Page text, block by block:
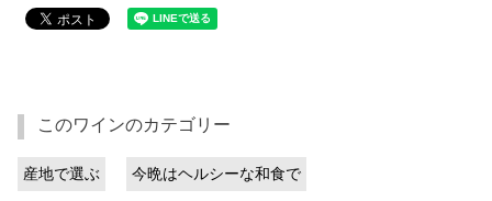
このワインのカテゴリー
産地で選ぶ 今晩はヘルシーな和食で